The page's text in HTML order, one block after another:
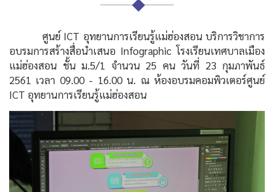
ศูนย์ ICT อุทยานการเรียนรู้แม่ฮ่องสอน บริการวิชาการ
อบรมการสร้างสื่อนำเสนอ Infographic โรงเรียนเทศบาลเมือง
แม่ฮ่องสอน ชั้น ม.5/1 จำนวน 25 คน วันที่ 23 กุมภาพันธ์
2561 เวลา 09.00 - 16.00 น. ณ ห้องอบรมคอมพิวเตอร์ศูนย์
ICT อุทยานการเรียนรู้แม่ฮ่องสอน